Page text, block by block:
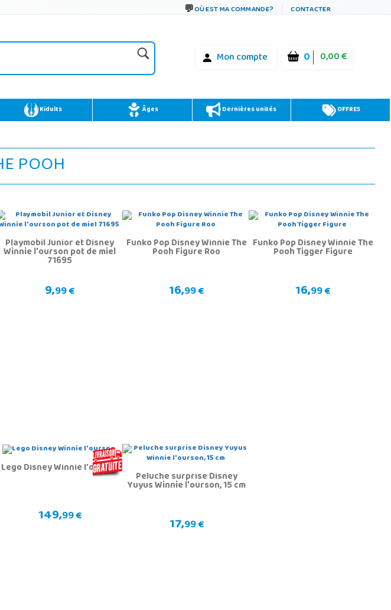
OÙ EST MA COMMANDE? CONTACTER
Mon compte 0 0,00 €
Kidults Âges Dernières unités OFFRES
POOH
Playmobil Junior et Disney
Winnie l'ourson pot de miel
71695
9,99 €
Funko Pop Disney Winnie The
Pooh Figure Roo
16,99 €
Funko Pop Disney Winnie The
Pooh Tigger Figure
16,99 €
Lego Disney Winnie l'ourson
149,99 €
Peluche surprise Disney
Yuyus Winnie l'ourson, 15 cm
17,99 €